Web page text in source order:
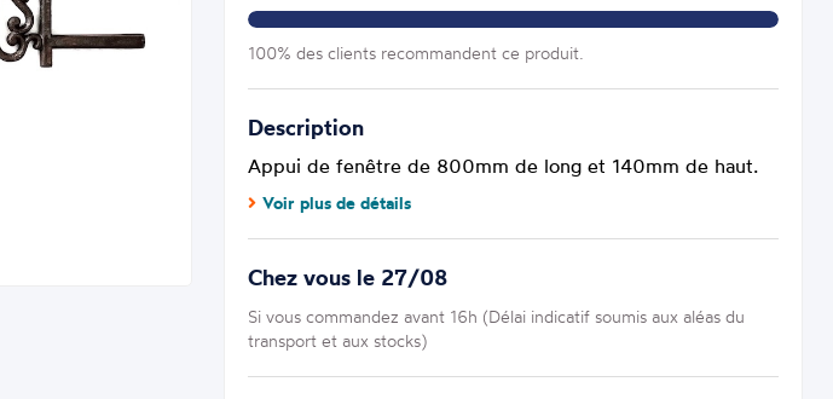
100% des clients recommandent ce produit.
Description
Appui de fenêtre de 800mm de long et 140mm de haut.
Voir plus de détails
Chez vous le 27/08
Si vous commandez avant 16h (Délai indicatif soumis aux aléas du
transport et aux stocks)